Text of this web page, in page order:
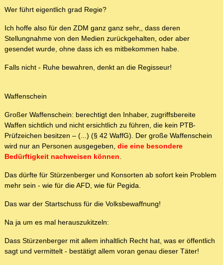
Wer führt eigentlich grad Regie?
Ich hoffe also für den ZDM ganz ganz sehr,, dass deren
Stellungnahme von den Medien zurückgehalten, oder aber
gesendet wurde, ohne dass ich es mitbekommen habe.
Falls nicht - Ruhe bewahren, denkt an die Regisseur!
Waffenschein
Großer Waffenschein: berechtigt den Inhaber, zugriffsbereite
Waffen sichtlich und nicht ersichtlich zu führen, die kein PTB-
Prüfzeichen besitzen – (...) (§ 42 WaffG). Der große Waffenschein
wird nur an Personen ausgegeben, die eine besondere
Bedürftigkeit nachweisen können.
Das dürfte für Stürzenberger und Konsorten ab sofort kein Problem
mehr sein - wie für die AFD, wie für Pegida.
Das war der Startschuss für die Volksbewaffnung!
Na ja um es mal herauszukitzeln:
Dass Stürzenberger mit allem inhaltlich Recht hat, was er öffentlich
sagt und vermittelt - bestätigt allem voran genau dieser Täter!